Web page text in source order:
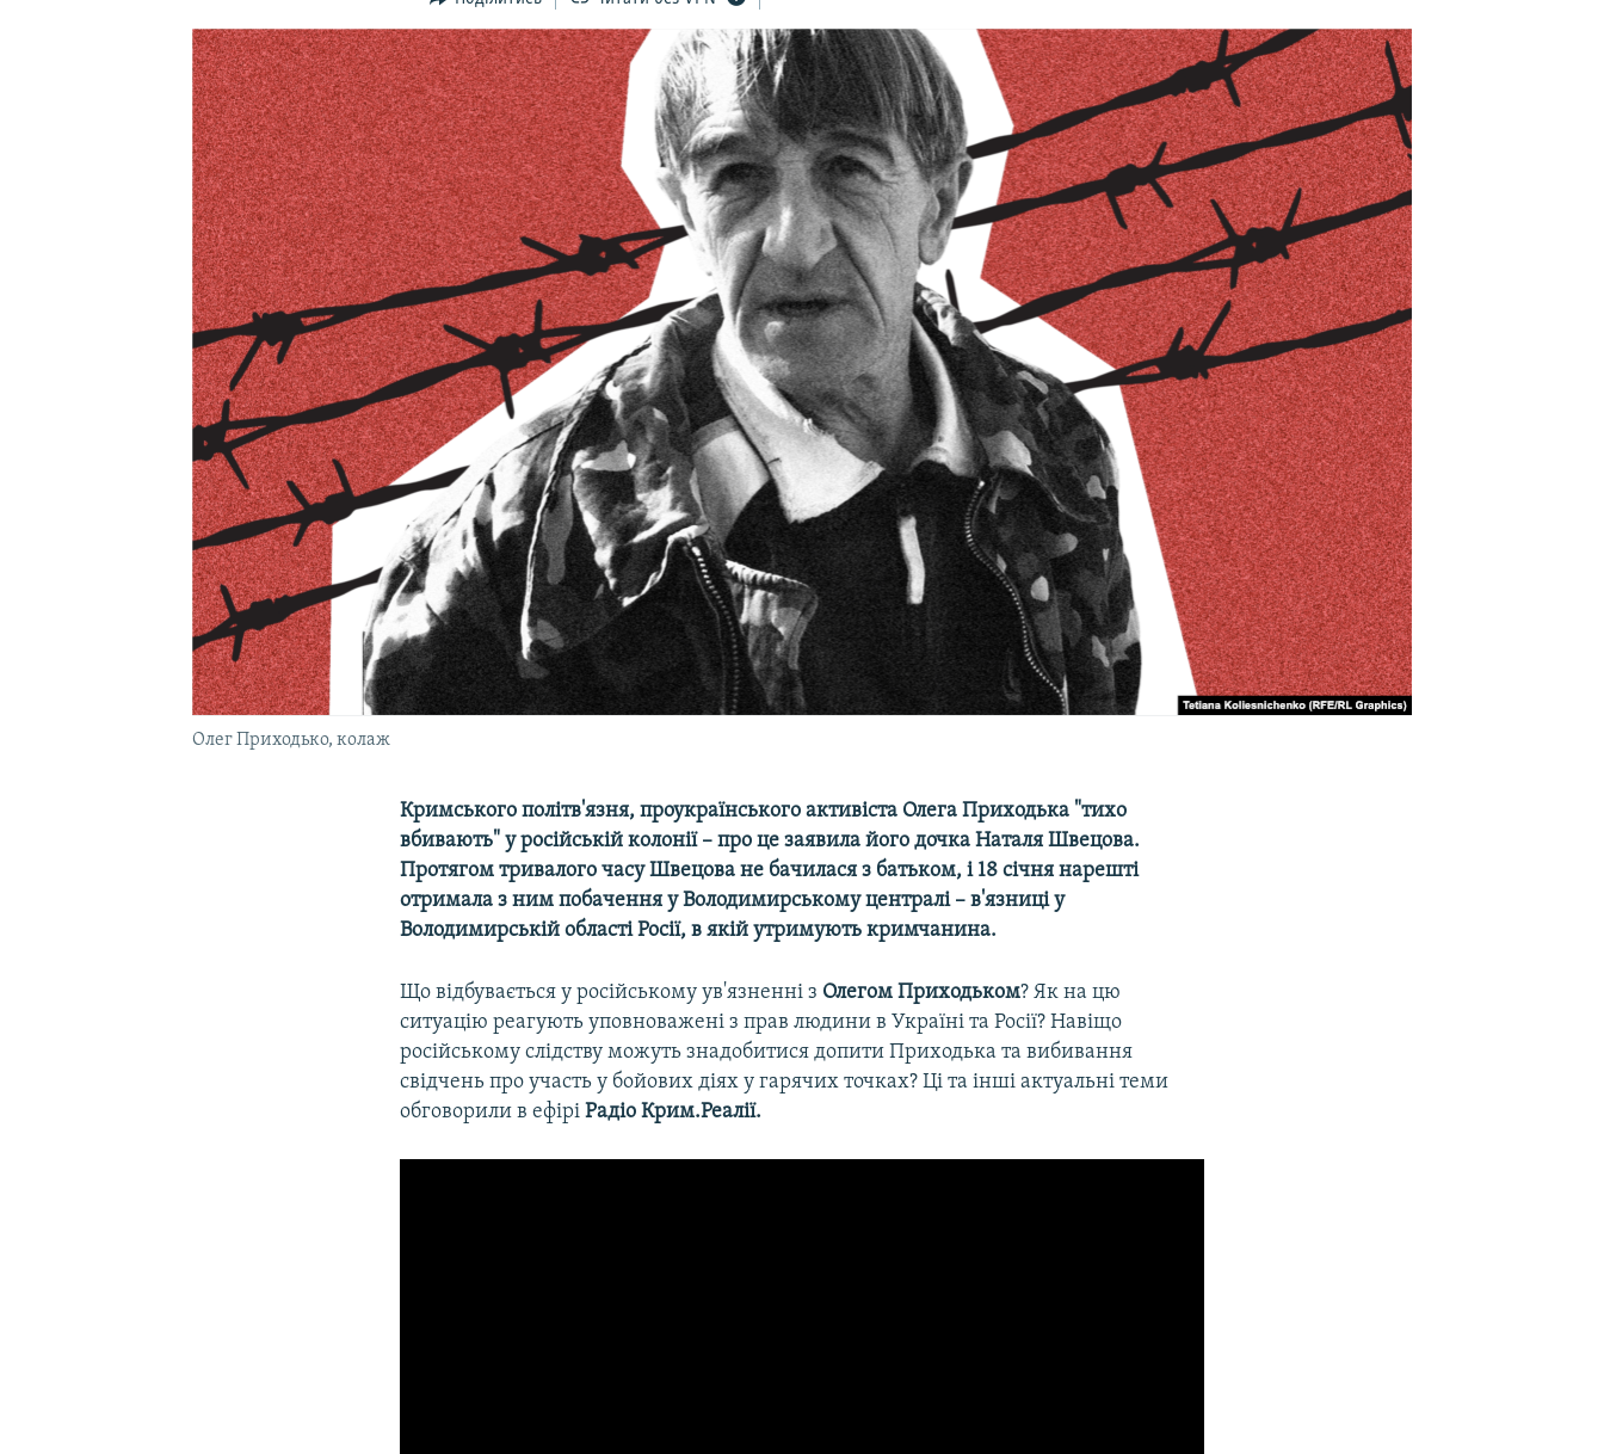
УКРАЇНСЬКА ПРОБЛЕМА КРИМУ
Олег Приходько, колаж
Кримського політв'язня, проукраїнського активіста Олега Приходька "тихо
вбивають" у російській колонії – про це заявила його дочка Наталя Швецова.
Протягом тривалого часу Швецова не бачилася з батьком, і 18 січня нарешті
отримала з ним побачення у Володимирському централі – в'язниці у
Володимирській області Росії, в якій утримують кримчанина.
Що відбувається у російському ув'язненні з Олегом Приходьком? Як на цю
ситуацію реагують уповноважені з прав людини в Україні та Росії? Навіщо
російському слідству можуть знадобитися допити Приходька та вибивання
свідчень про участь у бойових діях у гарячих точках? Ці та інші актуальні теми
обговорили в ефірі Радіо Крим.Реалії.